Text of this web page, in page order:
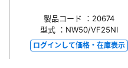
製品コード ：20674
型式 ：NW50/VF25NI
ログインして価格・在庫表示